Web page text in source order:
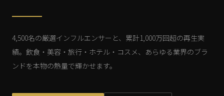
4,500名の厳選インフルエンサーと、累計1,000万回超の再生実
績。飲食・美容・旅行・ホテル・コスメ、あらゆる業界のブラ
ンドを本物の熱量で輝かせます。